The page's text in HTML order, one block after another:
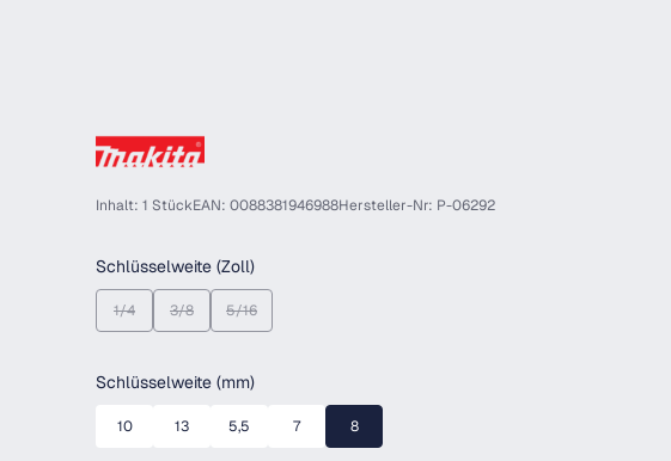
Inhalt: 1 StückEAN: 0088381946988Hersteller-Nr: P-06292
Schlüsselweite (Zoll)auswählen
1/4(Diese Option ist zurzeit nicht verfügbar.)
3/8(Diese Option ist zurzeit nicht verfügbar.)
5/16(Diese Option ist zurzeit nicht verfügbar.)
Schlüsselweite (mm)auswählen
10 13 5,5 7 8